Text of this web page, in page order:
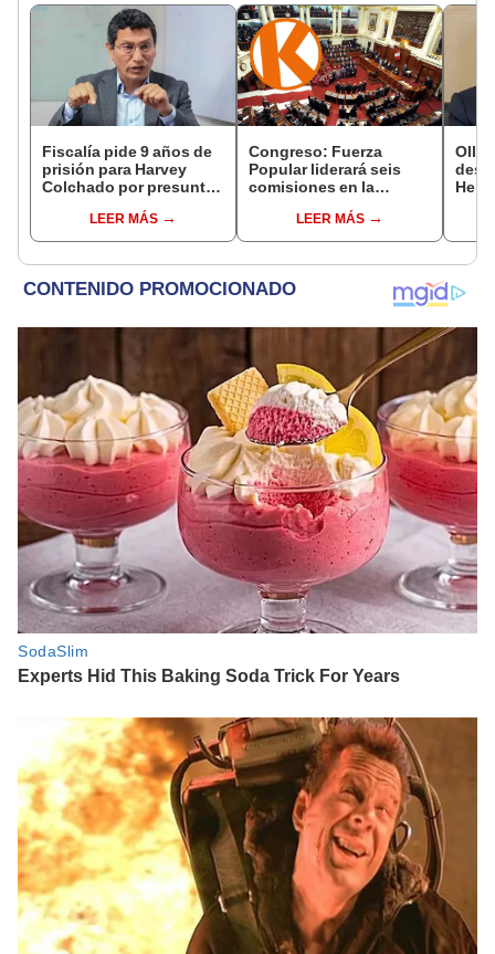
Fiscalía pide 9 años de
prisión para Harvey
Colchado por presunta
incompatible y falsedad
ideológica
LEER MÁS
Congreso: Fuerza
Popular liderará seis
comisiones en la
LEER MÁS